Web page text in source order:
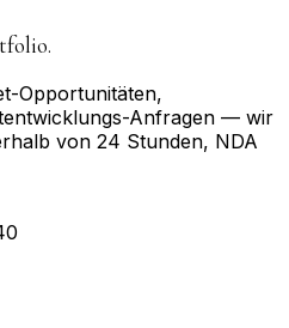
Opportunitäten,
Anfragen — wir
von 24 Stunden, NDA